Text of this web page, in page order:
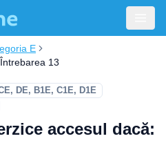
E
Întrebarea 13
DE, B1E, C1E, D1E
accesul dacă: